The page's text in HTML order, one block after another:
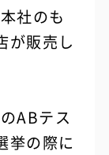
社のも
が販売し
ABテス
挙の際に